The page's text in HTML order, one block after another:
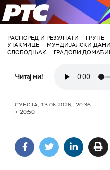
РТС
РАСПОРЕД И РЕЗУЛТАТИ ГРУПЕ
УТАКМИЦЕ
МУНДИЈАЛСКИ ДАНИ
СЛОБОДЊАК
ГРАДОВИ
Читај ми!
СУБОТА, 13.06.2026, 20:36 -
> 20:50